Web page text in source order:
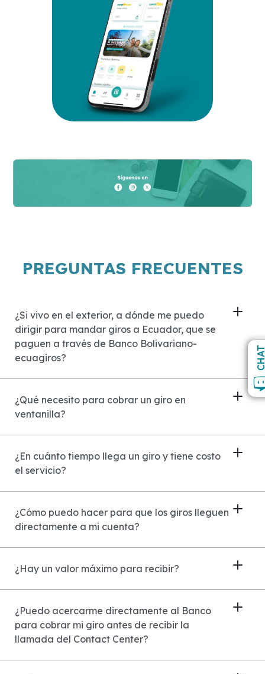
PREGUNTAS FRECUENTES
¿Si vivo en el exterior, a dónde me puedo
dirigir para mandar giros a Ecuador, que se
paguen a través de Banco Bolivariano-
ecuagiros?
¿Qué necesito para cobrar un giro en
ventanilla?
¿En cuánto tiempo llega un giro y tiene costo
el servicio?
¿Cómo puedo hacer para que los giros lleguen
directamente a mi cuenta?
¿Hay un valor máximo para recibir?
¿Puedo acercarme directamente al Banco
para cobrar mi giro antes de recibir la
llamada del Contact Center?